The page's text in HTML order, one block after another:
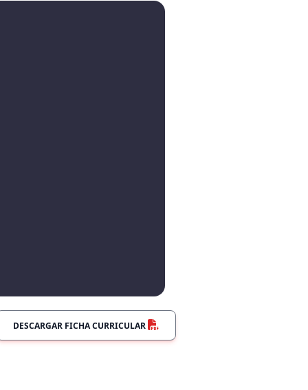
DESCARGAR FICHA CURRICULAR